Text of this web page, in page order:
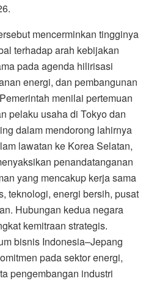
mencerminkan tingginya
terhadap arah kebijakan
pada agenda hilirisasi
energi, dan pembangunan
menilai pertemuan
pelaku usaha di Tokyo dan
dalam mendorong lahirnya
lawatan ke Korea Selatan,
penandatanganan
yang mencakup kerja sama
teknologi, energi bersih, pusat
Hubungan kedua negara
kemitraan strategis.
bisnis Indonesia–Jepang
pada sektor energi,
pengembangan industri